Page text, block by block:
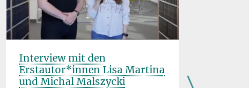
Interview mit den
Erstautor*innen Lisa Martina
und Michal Malszycki